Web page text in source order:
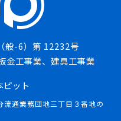
般-6）第 12232号
金工事業、建具工事業
ット
通業務団地三丁目３番地の